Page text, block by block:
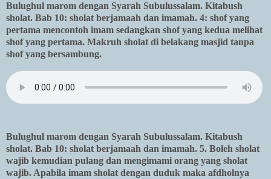
Bulughul marom dengan Syarah Subulussalam. Kitabush
sholat. Bab 10: sholat berjamaah dan imamah. 4: shof yang
pertama mencontoh imam sedangkan shof yang kedua melihat
shof yang pertama. Makruh sholat di belakang masjid tanpa
shof yang bersambung.
Bulughul marom dengan Syarah Subulussalam. Kitabush
sholat. Bab 10: sholat berjamaah dan imamah. 5. Boleh sholat
wajib kemudian pulang dan mengimami orang yang sholat
wajib. Apabila imam sholat dengan duduk maka afdholnya